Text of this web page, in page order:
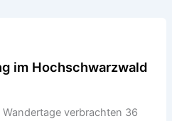
im Hochschwarzwald
verbrachten 36